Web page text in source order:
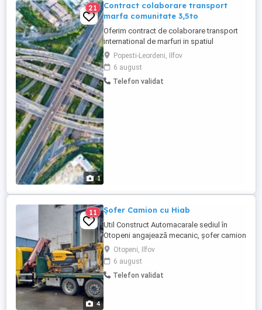
1
21
Contract colaborare transport
marfa comunitate 3,5to
Oferim contract de colaborare transport
international de marfuri in spatiul
comunitar european pentru autoutilitare
de 2.4 si 3.5 tone, in urmatoarele conditii: -
0.70 Euro km pentru prelate - 0.65 Euro km
pentru dube - 0.50 Euro Km pentru masini
Popesti-Leordeni, Ilfov
6 august
Telefon validat
4
11 Șofer Camion cu Hiab
Util Construct Automacarale sediul în
Otopeni angajează mecanic, șofer camion
cu macara , automacaragiu ! Salariul se
negociază
Otopeni, Ilfov
6 august
Telefon validat